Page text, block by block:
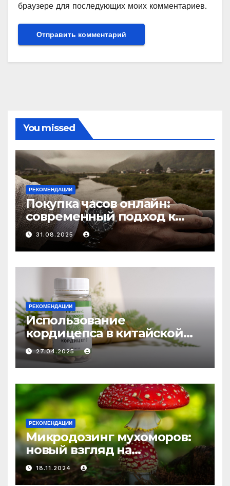
браузере для последующих моих комментариев.
You missed
РЕКОМЕНДАЦИИ
Покупка часов онлайн:
современный подход к
выбору аксессуаров
31.08.2025
РЕКОМЕНДАЦИИ
Использование
кордицепса в китайской
медицине: природное
средство против усталости
и истощения
27.04.2025
РЕКОМЕНДАЦИИ
Микродозинг мухоморов:
новый взгляд на
психоделику
18.11.2024